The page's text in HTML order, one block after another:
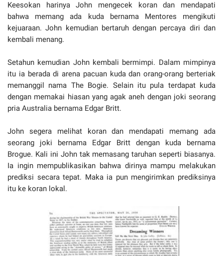
Keesokan harinya John mengecek koran dan mendapati
bahwa memang ada kuda bernama Mentores mengikuti
kejuaraan. John kemudian bertaruh dengan percaya diri dan
kembali menang.
Setahun kemudian John kembali bermimpi. Dalam mimpinya
itu ia berada di arena pacuan kuda dan orang-orang berteriak
memanggil nama The Bogie. Selain itu pula terdapat kuda
dengan memakai hiasan yang agak aneh dengan joki seorang
pria Australia bernama Edgar Britt.
John segera melihat koran dan mendapati memang ada
seorang joki bernama Edgar Britt dengan kuda bernama
Brogue. Kali ini John tak memasang taruhan seperti biasanya.
Ia ingin mempublikasikan bahwa dirinya mampu melakukan
prediksi secara tepat. Maka ia pun mengirimkan prediksinya
itu ke koran lokal.